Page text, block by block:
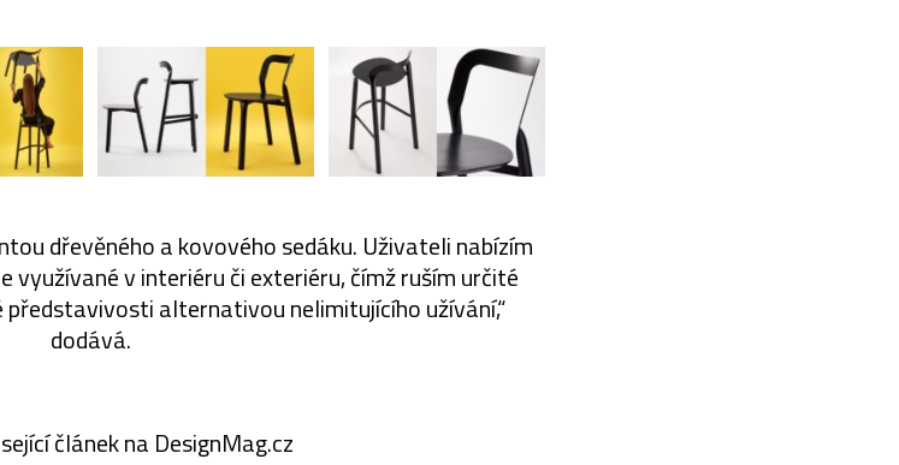
dřevěného a kovového sedáku. Uživateli nabízím
využívané v interiéru či exteriéru, čímž ruším určité
alternativou nelimitujícího užívání,“
dodává.
článek na DesignMag.cz